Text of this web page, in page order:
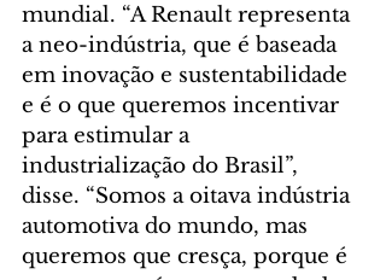
mundial. “A Renault representa
a neo-indústria, que é baseada
em inovação e sustentabilidade
e é o que queremos incentivar
para estimular a
industrialização do Brasil”,
disse. “Somos a oitava indústria
automotiva do mundo, mas
queremos que cresça, porque é